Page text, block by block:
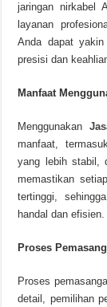
jaringan nirkabel
layanan
Anda dapat
presisi dan
Manfaat
Menggunakan
manfaat,
yang lebih stabil,
memastikan
tertinggi,
handal dan efisien.
Proses
Proses
detail, pemilihan